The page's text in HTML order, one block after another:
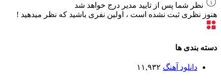
نظر شما پس از تایید مدیر درج خواهد شد
هنوز نظری ثبت نشده است ، اولین نفری باشید که نظر میدهید !
دسته بندی ها
دانلود آهنگ ۱۱,۹۳۲